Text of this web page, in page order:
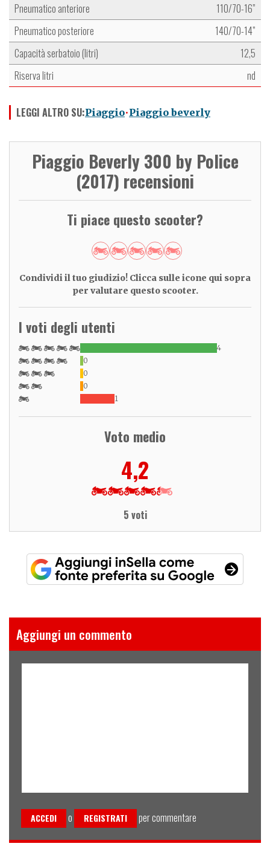
Pneumatico anteriore
110/70-16”
Pneumatico posteriore
140/70-14”
Capacità serbatoio (litri)
12,5
Riserva litri
nd
LEGGI ALTRO SU:Piaggio Piaggio beverly
Piaggio Beverly 300 by Police
(2017) recensioni
Ti piace questo scooter?
Condividi il tuo giudizio! Clicca sulle icone qui sopra
per valutare questo scooter.
I voti degli utenti
4
0
0
0
1
Voto medio
4,2
5 voti
Aggiungi un commento
ACCEDI o REGISTRATI per commentare